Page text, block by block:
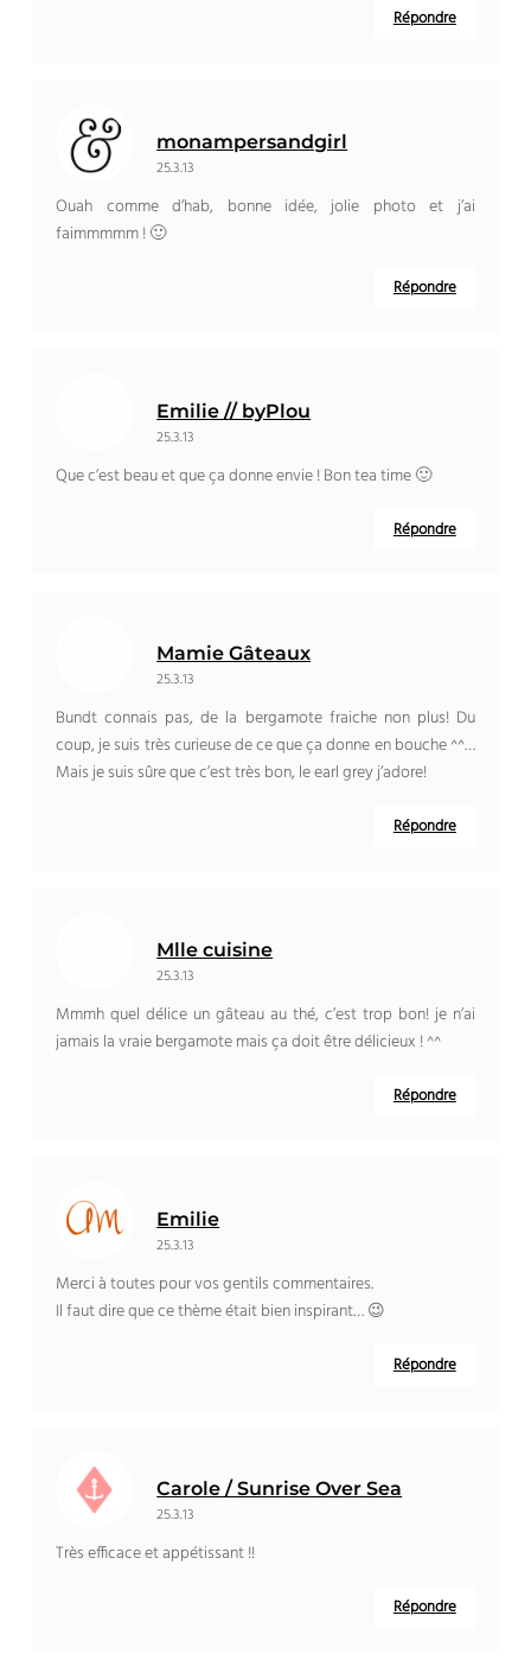
Répondre
monampersandgirl
25.3.13
Ouah comme d’hab, bonne idée, jolie photo et j’ai
faimmmmm ! 🙂
Répondre
Emilie // byPlou
25.3.13
Que c’est beau et que ça donne envie ! Bon tea time 🙂
Répondre
Mamie Gâteaux
25.3.13
Bundt connais pas, de la bergamote fraiche non plus! Du
coup, je suis très curieuse de ce que ça donne en bouche ^^…
Mais je suis sûre que c’est très bon, le earl grey j’adore!
Répondre
Mlle cuisine
25.3.13
Mmmh quel délice un gâteau au thé, c’est trop bon! je n’ai
jamais la vraie bergamote mais ça doit être délicieux ! ^^
Répondre
Emilie
25.3.13
Merci à toutes pour vos gentils commentaires.
Il faut dire que ce thème était bien inspirant… 😉
Répondre
Carole / Sunrise Over Sea
25.3.13
Très efficace et appétissant !!
Répondre